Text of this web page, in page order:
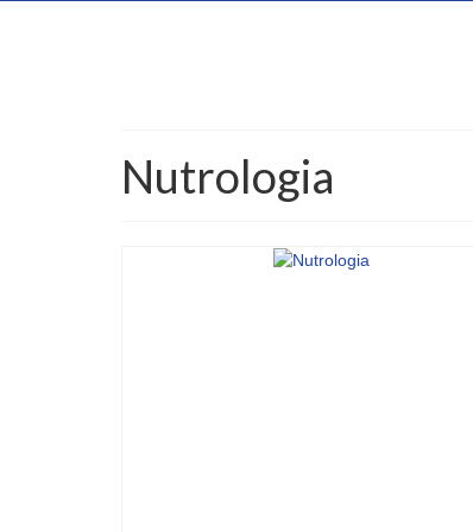
Nutrologia